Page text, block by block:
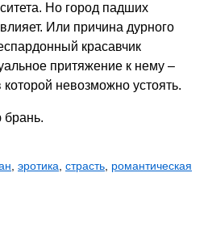
Но город падших
Или причина дурного
красавчик
притяжение к нему –
невозможно устоять.
брань.
, эротика, страсть, романтическая